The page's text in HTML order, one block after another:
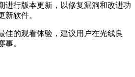
进行版本更新，以修复漏洞和改进功
新软件。
佳的观看体验，建议用户在光线良
事。